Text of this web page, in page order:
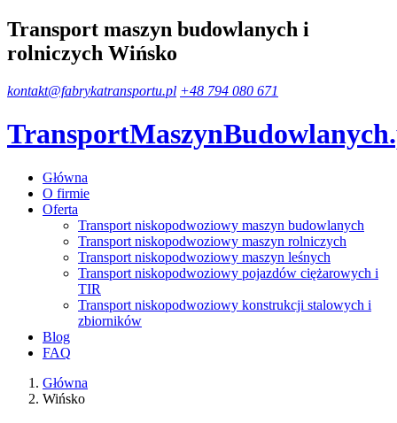
Transport maszyn budowlanych i
rolniczych Wińsko
kontakt@fabrykatransportu.pl +48 794 080 671
TransportMaszynBudowlanych
Główna
O firmie
Oferta
Transport niskopodwoziowy maszyn budowlanych
Transport niskopodwoziowy maszyn rolniczych
Transport niskopodwoziowy maszyn leśnych
Transport niskopodwoziowy pojazdów ciężarowych i
TIR
Transport niskopodwoziowy konstrukcji stalowych i
zbiorników
Blog
FAQ
Główna
Wińsko